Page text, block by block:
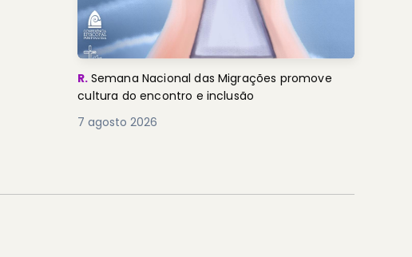
R. Semana Nacional das Migrações promove
cultura do encontro e inclusão
7 agosto 2026